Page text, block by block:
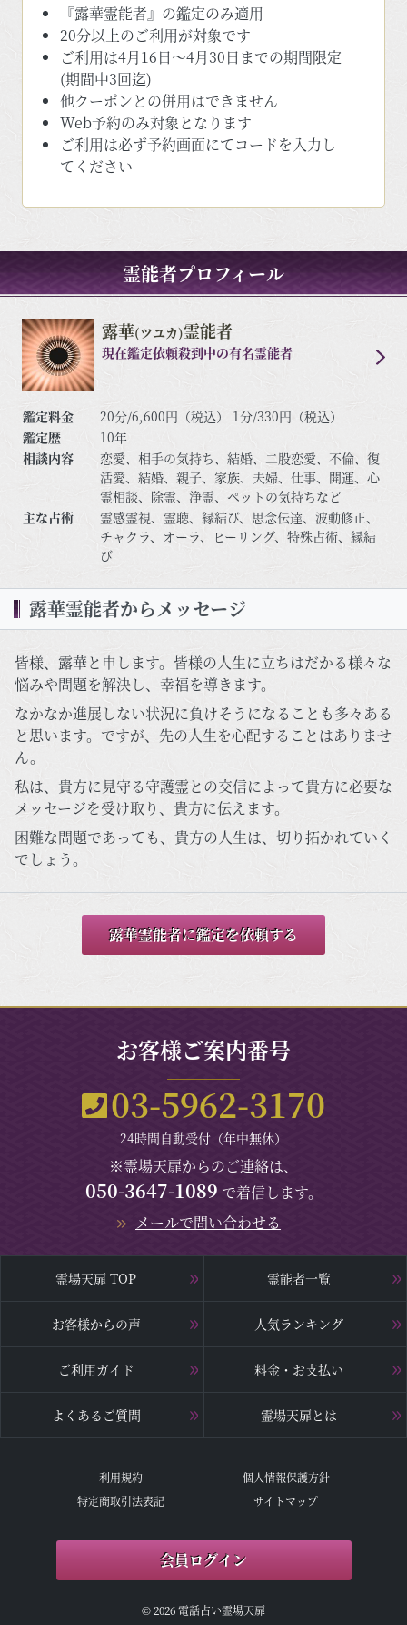
『露華霊能者』の鑑定のみ適用
20分以上のご利用が対象です
ご利用は4月16日～4月30日までの期間限定
(期間中3回迄)
他クーポンとの併用はできません
Web予約のみ対象となります
ご利用は必ず予約画面にてコードを入力し
てください
霊能者プロフィール
露華(ツユカ)霊能者
現在鑑定依頼殺到中の有名霊能者
鑑定料金
20分/6,600円（税込） 1分/330円（税込）
鑑定歴
10年
相談内容
恋愛、相手の気持ち、結婚、二股恋愛、不倫、復
活愛、結婚、親子、家族、夫婦、仕事、開運、心
霊相談、除霊、浄霊、ペットの気持ちなど
主な占術
霊感霊視、霊聴、縁結び、思念伝達、波動修正、
チャクラ、オーラ、ヒーリング、特殊占術、縁結
び
露華霊能者からメッセージ
皆様、露華と申します。皆様の人生に立ちはだかる様々な
悩みや問題を解決し、幸福を導きます。
なかなか進展しない状況に負けそうになることも多々ある
と思います。ですが、先の人生を心配することはありませ
ん。
私は、貴方に見守る守護霊との交信によって貴方に必要な
メッセージを受け取り、貴方に伝えます。
困難な問題であっても、貴方の人生は、切り拓かれていく
でしょう。
露華霊能者に鑑定を依頼する
お客様ご案内番号
03-5962-3170
24時間自動受付（年中無休）
※霊場天扉からのご連絡は、
050-3647-1089 で着信します。
メールで問い合わせる
霊場天扉 TOP 霊能者一覧
お客様からの声 人気ランキング
ご利用ガイド 料金・お支払い
よくあるご質問 霊場天扉とは
利用規約
特定商取引法表記
個人情報保護方針
サイトマップ
会員ログイン
© 2026 電話占い霊場天扉